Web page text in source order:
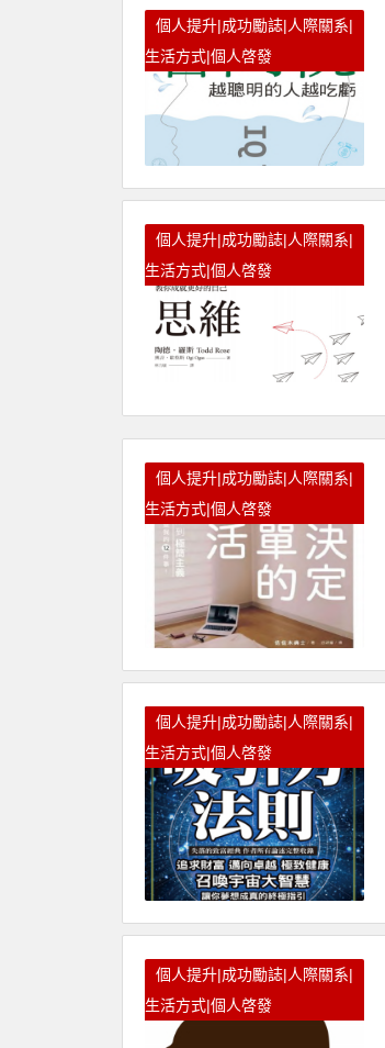
個人提升|成功勵誌|人際關系|
生活方式|個人啓發
個人提升|成功勵誌|人際關系|
生活方式|個人啓發
個人提升|成功勵誌|人際關系|
生活方式|個人啓發
個人提升|成功勵誌|人際關系|
生活方式|個人啓發
個人提升|成功勵誌|人際關系|
生活方式|個人啓發